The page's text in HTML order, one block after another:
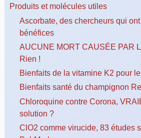
Produits et molécules utiles
Ascorbate, des chercheurs qui
bénéfices
AUCUNE MORT CAUSÉE PAR
Rien !
Bienfaits de la vitamine K2 pour
Bienfaits santé du champignon
Chloroquine contre Corona,
solution ?
ClO2 comme virucide, 83 études